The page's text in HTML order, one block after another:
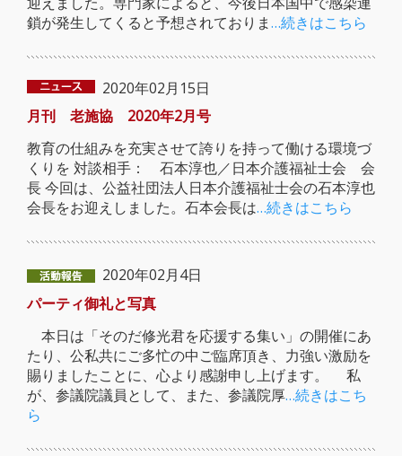
鎖が発生してくると予想されておりま…続きはこちら
2020年02月15日
月刊 老施協 2020年2月号
教育の仕組みを充実させて誇りを持って働ける環境づ
くりを 対談相手： 石本淳也／日本介護福祉士会 会
長 今回は、公益社団法人日本介護福祉士会の石本淳也
会長をお迎えしました。石本会長は…続きはこちら
2020年02月4日
パーティ御礼と写真
本日は「そのだ修光君を応援する集い」の開催にあ
たり、公私共にご多忙の中ご臨席頂き、力強い激励を
賜りましたことに、心より感謝申し上げます。 私
が、参議院議員として、また、参議院厚…続きはこち
ら